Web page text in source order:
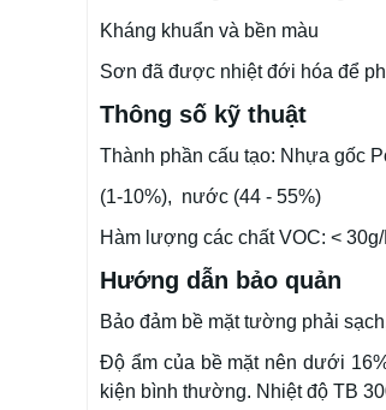
Kháng khuẩn và bền màu
Sơn đã được nhiệt đới hóa để
Thông số kỹ thuật
Thành phần cấu tạo: Nhựa gốc
(1-10%), nước (44 - 55%)
Hàm lượng các chất VOC: <
Hướng dẫn bảo quản
Bảo đảm bề mặt tường phải
Độ ẩm của bề mặt nên dưới
kiện bình thường. Nhiệt độ TB